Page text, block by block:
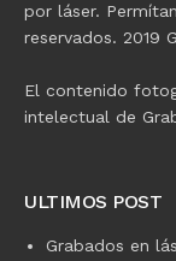
por láser.
reservados. 2019
El contenido
intelectual de
ULTIMOS POST
Grabados en